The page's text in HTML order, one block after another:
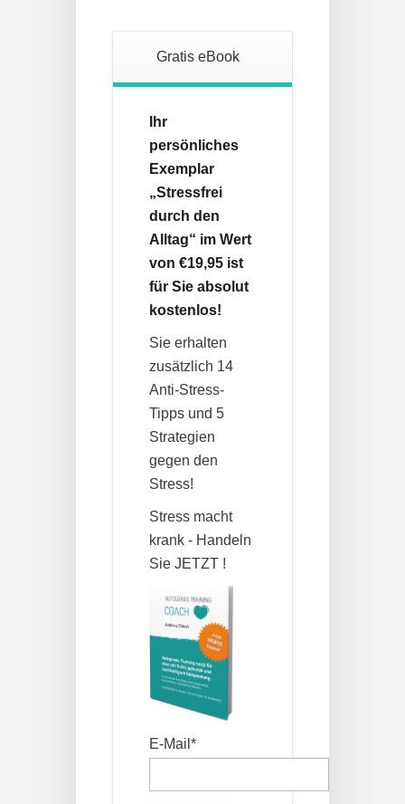
Gratis eBook
Ihr
persönliches
Exemplar
„Stressfrei
durch den
Alltag“ im Wert
von €19,95 ist
für Sie absolut
kostenlos!
Sie erhalten
zusätzlich 14
Anti-Stress-
Tipps und 5
Strategien
gegen den
Stress!
Stress macht
krank - Handeln
Sie JETZT !
E-Mail*